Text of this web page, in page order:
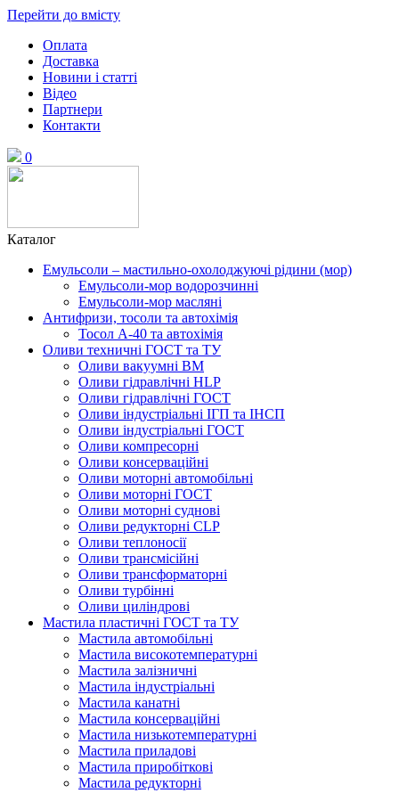
Перейти до вмісту
Оплата
Доставка
Новини і статті
Відео
Партнери
Контакти
0
Каталог
Емульсоли – мастильно-охолоджуючі рідини (мор)
Емульсоли-мор водорозчинні
Емульсоли-мор масляні
Антифризи, тосоли та автохімія
Тосол А-40 та автохімія
Оливи техничні ГОСТ та ТУ
Оливи вакуумні ВМ
Оливи гідравлічні HLP
Оливи гідравлічні ГОСТ
Оливи індустріальні ІГП та ІНСП
Оливи індустріальні ГОСТ
Оливи компресорні
Оливи консерваційні
Оливи моторні автомобільні
Оливи моторні ГОСТ
Оливи моторні суднові
Оливи редукторні CLP
Оливи теплоносії
Оливи трансмісійні
Оливи трансформаторні
Оливи турбінні
Оливи циліндрові
Мастила пластичні ГОСТ та ТУ
Мастила автомобільні
Мастила високотемпературні
Мастила залізничні
Мастила індустріальні
Мастила канатні
Мастила консерваційні
Мастила низькотемпературні
Мастила приладові
Мастила приробіткові
Мастила редукторні